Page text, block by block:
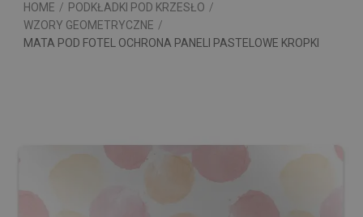
HOME / PODKŁADKI POD KRZESŁO /
WZORY GEOMETRYCZNE /
MATA POD FOTEL OCHRONA PANELI PASTELOWE KROPKI